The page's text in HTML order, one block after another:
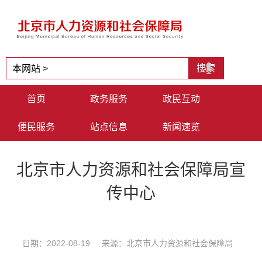
首页 政务服务 政民互动
便民服务 站点信息 新闻速览
北京市人力资源和社会保障局宣
传中心
日期：2022-08-19 来源：北京市人力资源和社会保障局